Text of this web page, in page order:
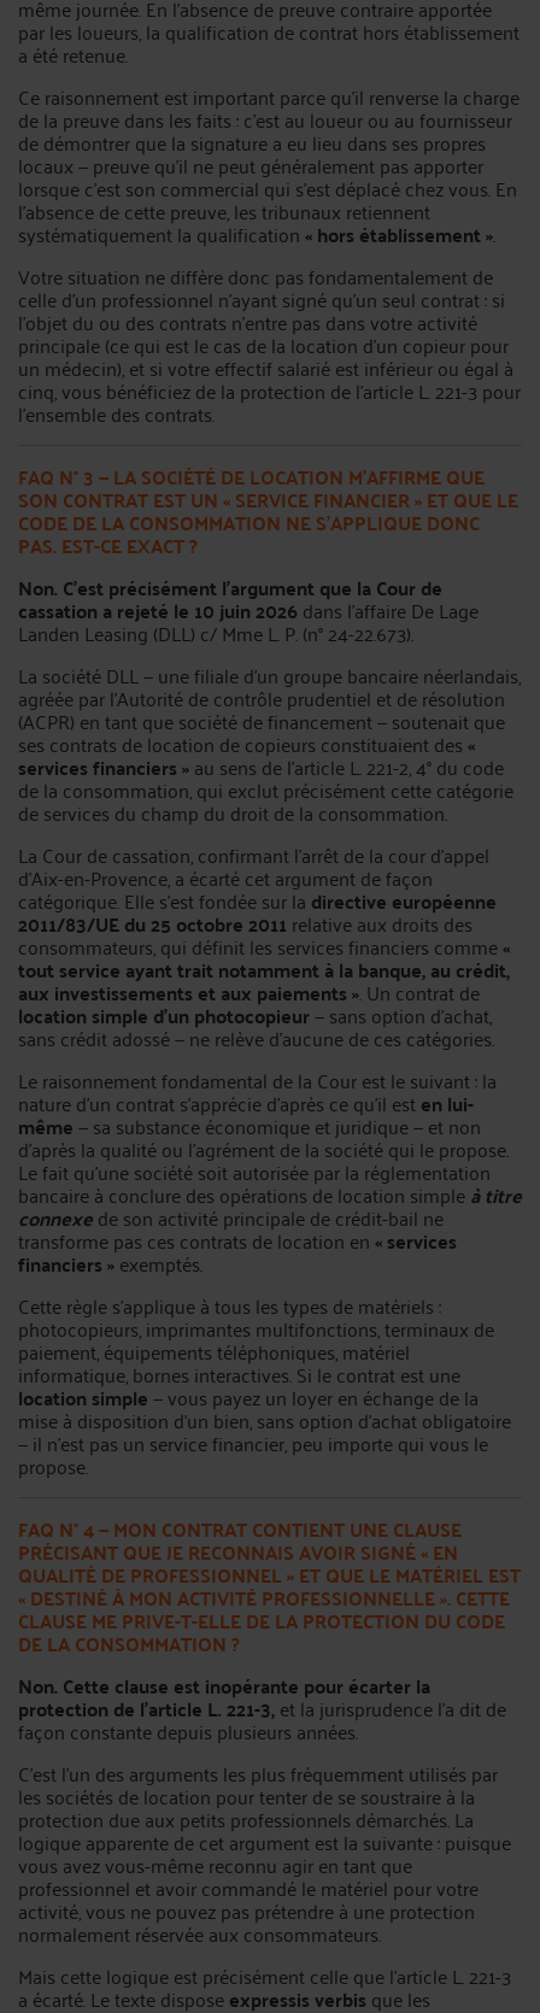
même journée. En l’absence de preuve contraire apportée
par les loueurs, la qualification de contrat hors établissement
a été retenue.
Ce raisonnement est important parce qu’il renverse la charge
de la preuve dans les faits : c’est au loueur ou au fournisseur
de démontrer que la signature a eu lieu dans ses propres
locaux — preuve qu’il ne peut généralement pas apporter
lorsque c’est son commercial qui s’est déplacé chez vous. En
l’absence de cette preuve, les tribunaux retiennent
systématiquement la qualification« hors établissement ».
Votre situation ne diffère donc pas fondamentalement de
celle d’un professionnel n’ayant signé qu’un seul contrat : si
l’objet du ou des contrats n’entre pas dans votre activité
principale (ce qui est le cas de la location d’un copieur pour
un médecin), et si votre effectif salarié est inférieur ou égal à
cinq, vous bénéficiez de la protection de l’article L. 221-3 pour
l’ensemble des contrats.
FAQ N° 3 — LA SOCIÉTÉ DE LOCATION M’AFFIRME QUE
SON CONTRAT EST UN« SERVICE FINANCIER »ET QUE LE
CODE DE LA CONSOMMATION NE S’APPLIQUE DONC
PAS. EST-CE EXACT ?
Non. C’est précisément l’argument que la Cour de
cassation a rejeté le 10 juin 2026 dans l’affaire De Lage
Landen Leasing (DLL) c/ Mme L. P. (n° 24-22.673).
La société DLL — une filiale d’un groupe bancaire néerlandais,
agréée par l’Autorité de contrôle prudentiel et de résolution
(ACPR) en tant que société de financement — soutenait que
ses contrats de location de copieurs constituaient des«
services financiers »au sens de l’article L. 221-2, 4° du code
de la consommation, qui exclut précisément cette catégorie
de services du champ du droit de la consommation.
La Cour de cassation, confirmant l’arrêt de la cour d’appel
d’Aix-en-Provence, a écarté cet argument de façon
catégorique. Elle s’est fondée sur la directive européenne
2011/83/UE du 25 octobre 2011 relative aux droits des
consommateurs, qui définit les services financiers comme«
tout service ayant trait notamment à la banque, au crédit,
aux investissements et aux paiements ». Un contrat de
location simple d’un photocopieur— sans option d’achat,
sans crédit adossé — ne relève d’aucune de ces catégories.
Le raisonnement fondamental de la Cour est le suivant : la
nature d’un contrat s’apprécie d’après ce qu’il esten lui-
même— sa substance économique et juridique — et non
d’après la qualité ou l’agrément de la société qui le propose.
Le fait qu’une société soit autorisée par la réglementation
bancaire à conclure des opérations de location simpleà titre
connexede son activité principale de crédit-bail ne
transforme pas ces contrats de location en« services
financiers »exemptés.
Cette règle s’applique à tous les types de matériels :
photocopieurs, imprimantes multifonctions, terminaux de
paiement, équipements téléphoniques, matériel
informatique, bornes interactives. Si le contrat est une
location simple— vous payez un loyer en échange de la
mise à disposition d’un bien, sans option d’achat obligatoire
— il n’est pas un service financier, peu importe qui vous le
propose.
FAQ N° 4 — MON CONTRAT CONTIENT UNE CLAUSE
PRÉCISANT QUE JE RECONNAIS AVOIR SIGNÉ« EN
QUALITÉ DE PROFESSIONNEL »ET QUE LE MATÉRIEL EST
« DESTINÉ À MON ACTIVITÉ PROFESSIONNELLE ». CETTE
CLAUSE ME PRIVE-T-ELLE DE LA PROTECTION DU CODE
DE LA CONSOMMATION ?
Non. Cette clause est inopérante pour écarter la
protection de l’article L. 221-3,et la jurisprudence l’a dit de
façon constante depuis plusieurs années.
C’est l’un des arguments les plus fréquemment utilisés par
les sociétés de location pour tenter de se soustraire à la
protection due aux petits professionnels démarchés. La
logique apparente de cet argument est la suivante : puisque
vous avez vous-même reconnu agir en tant que
professionnel et avoir commandé le matériel pour votre
activité, vous ne pouvez pas prétendre à une protection
normalement réservée aux consommateurs.
Mais cette logique est précisément celle que l’article L. 221-3
a écarté. Le texte disposeexpressis verbis que les